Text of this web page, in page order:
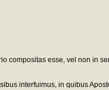
esse, vel non in
interfuimus, in quibus